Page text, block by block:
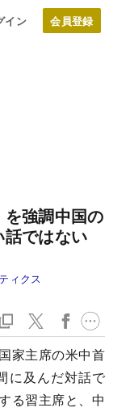
イン
強調中国の
ではない
ィクス
家主席の米中首
に及んだ対話で
る習主席と、中